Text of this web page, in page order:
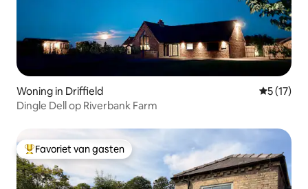
Woning in Driffield
5 (17)
Dingle Dell op Riverbank Farm
Topfavoriet van gasten
Favoriet van gasten